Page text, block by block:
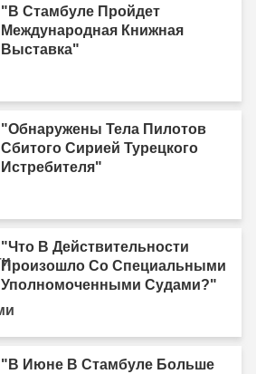
"В Стамбуле Пройдет
Международная Книжная
Выставка"
"Обнаружены Тела Пилотов
Сбитого Сирией Турецкого
Истребителя"
"Что В Действительности
Произошло Со Специальными
Уполномоченными Судами?"
"В Июне В Стамбуле Больше